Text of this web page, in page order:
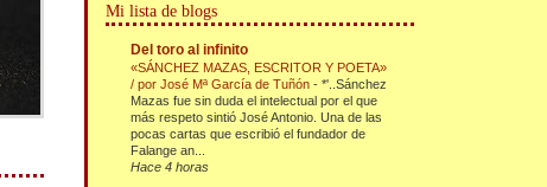
Mi lista de blogs
Del toro al infinito
«SÁNCHEZ MAZAS, ESCRITOR Y POETA»
/ por José Mª García de Tuñón-*'..Sánchez
Mazas fue sin duda el intelectual por el que
más respeto sintió José Antonio. Una de las
pocas cartas que escribió el fundador de
Falange an...
Hace 4 horas